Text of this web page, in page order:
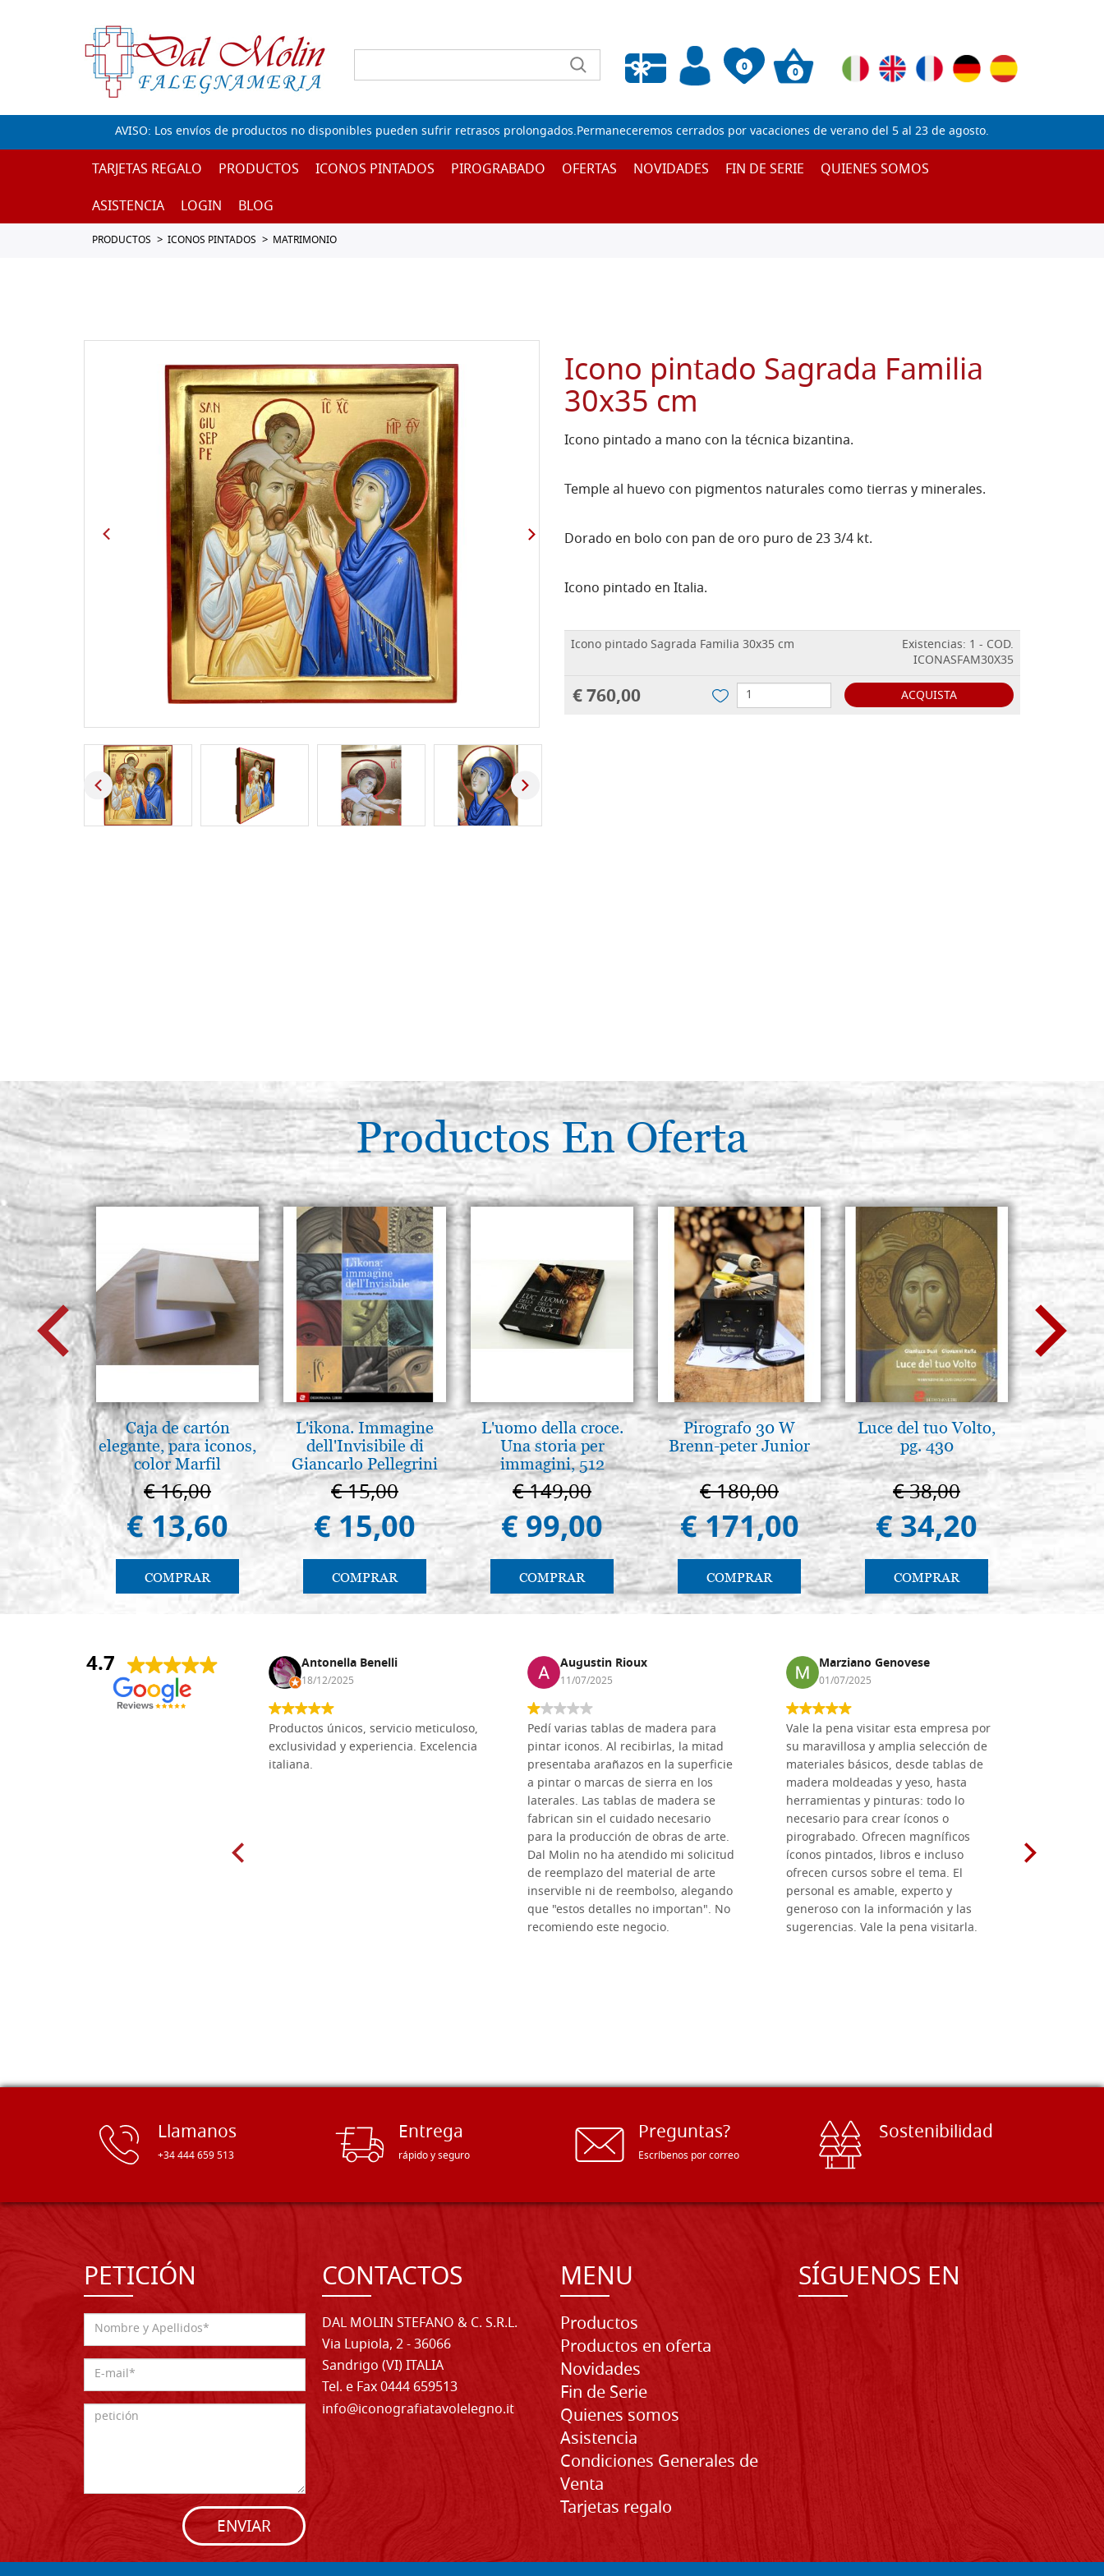
0
Lista de deseos vacía
0
AVISO: Los envíos de productos no disponibles pueden sufrir retrasos prolongados.Permaneceremos cerrados por vacaciones de verano del 5 al 23 de agosto.
TARJETAS REGALO PRODUCTOS ICONOS PINTADOS PIROGRABADO OFERTAS NOVIDADES FIN DE SERIE
QUIENES SOMOS
ASISTENCIA
LOGIN BLOG
PRODUCTOS ICONOS PINTADOS MATRIMONIO
Icono pintado Sagrada Familia
30x35 cm
Icono pintado a mano con la técnica bizantina.
Temple al huevo con pigmentos naturales como tierras y minerales.
Dorado en bolo con pan de oro puro de 23 3/4 kt.
Icono pintado en Italia.
Icono pintado Sagrada Familia 30x35 cm
Existencias: 1 - COD.
ICONASFAM30X35
€ 760,00 ACQUISTA
Productos En Oferta
Caja de cartón
elegante, para iconos,
color Marfil
€ 16,00
€ 13,60
COMPRAR
L'ikona. Immagine
dell'Invisibile di
Giancarlo Pellegrini
€ 15,00
€ 15,00
COMPRAR
L'uomo della croce.
Una storia per
immagini, 512
páginas
€ 149,00
€ 99,00
COMPRAR
Pirografo 30 W
Brenn-peter Junior
€ 180,00
€ 171,00
COMPRAR
Luce del tuo Volto,
pg. 430
€ 38,00
€ 34,20
COMPRAR
€
€
4.7
Andrea Monguzzi Antonella Benelli
18/12/2025
Productos únicos, servicio meticuloso,
exclusividad y experiencia. Excelencia
italiana.
Augustin Rioux
11/07/2025
Pedí varias tablas de madera para
pintar iconos. Al recibirlas, la mitad
presentaba arañazos en la superficie
a pintar o marcas de sierra en los
laterales. Las tablas de madera se
fabrican sin el cuidado necesario
para la producción de obras de arte.
Dal Molin no ha atendido mi solicitud
de reemplazo del material de arte
inservible ni de reembolso, alegando
que "estos detalles no importan". No
recomiendo este negocio.
Marziano Genovese
01/07/2025
Vale la pena visitar esta empresa por
su maravillosa y amplia selección de
materiales básicos, desde tablas de
madera moldeadas y yeso, hasta
herramientas y pinturas: todo lo
necesario para crear íconos o
pirograbado. Ofrecen magníficos
íconos pintados, libros e incluso
ofrecen cursos sobre el tema. El
personal es amable, experto y
generoso con la información y las
sugerencias. Vale la pena visitarla.
Llamanos
+34 444 659 513
Entrega
rápido y seguro
Preguntas?
Escríbenos por correo
Sostenibilidad
PETICIÓN
ENVIAR
CONTACTOS
DAL MOLIN STEFANO & C. S.R.L.
Via Lupiola, 2 - 36066
Sandrigo (VI) ITALIA
Tel. e Fax 0444 659513
info@iconografiatavolelegno.it
MENU
Productos
Productos en oferta
Novidades
Fin de Serie
Quienes somos
Asistencia
Condiciones Generales de
Venta
Tarjetas regalo
SÍGUENOS EN